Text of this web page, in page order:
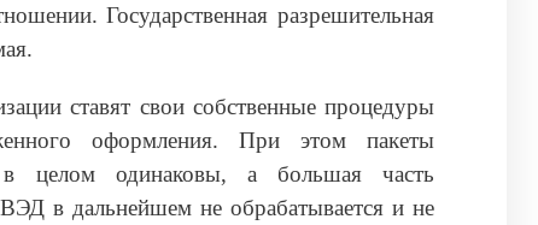
Государственная разрешительная
ставят свои собственные процедуры
оформления. При этом пакеты
в целом одинаковы, а большая часть
в дальнейшем не обрабатывается и не